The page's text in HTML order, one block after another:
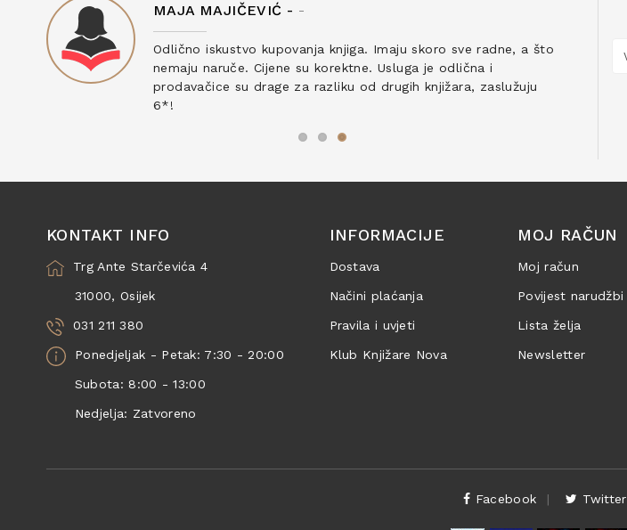
MAJA MAJIČEVIĆ - -
Odlično iskustvo kupovanja knjiga. Imaju skoro sve radne, a što
nemaju naruče. Cijene su korektne. Usluga je odlična i
prodavačice su drage za razliku od drugih knjižara, zaslužuju
6*!
KONTAKT INFO
Trg Ante Starčevića 4
31000, Osijek
031 211 380
Ponedjeljak - Petak: 7:30 - 20:00
Subota: 8:00 - 13:00
Nedjelja: Zatvoreno
INFORMACIJE
Dostava
Načini plaćanja
Pravila i uvjeti
Klub Knjižare Nova
MOJ RAČUN
Moj račun
Povijest narudžbi
Lista želja
Newsletter
Facebook Twitter